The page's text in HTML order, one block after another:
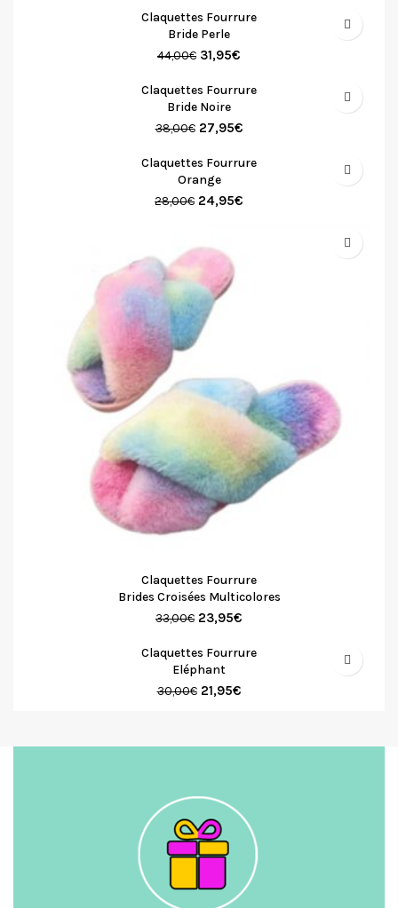
Claquettes Fourrure
Bride Perle
44,00€ 31,95€
Claquettes Fourrure
Bride Noire
38,00€ 27,95€
Claquettes Fourrure
Orange
28,00€ 24,95€
Claquettes Fourrure
Brides Croisées Multicolores
33,00€ 23,95€
Claquettes Fourrure
Eléphant
30,00€ 21,95€